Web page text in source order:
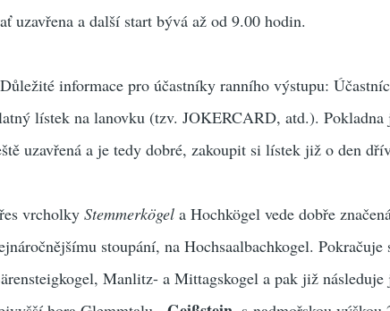
uzavřena a další start bývá až od 9.00 hodin.
informace pro účastníky ranního výstupu:
lístek na lanovku (tzv. JOKERCARD, atd.).
uzavřená a je tedy dobré, zakoupit si lístek již o den
vrcholkyStemmerkögel a Hochkögel vede dobře
stoupání, na Hochsaalbachkogel. Pokračuje
Manlitz- a Mittagskogel a pak již